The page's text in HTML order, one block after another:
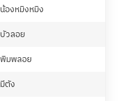
น้องหมิงหมิง
บัวลอย
พิมพลอย
มีตัง